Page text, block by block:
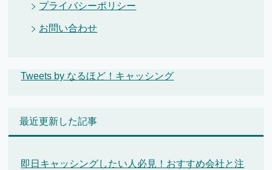
プライバシーポリシー
お問い合わせ
Tweets by なるほど！キャッシング
最近更新した記事
即日キャッシングしたい人必見！おすすめ会社と注